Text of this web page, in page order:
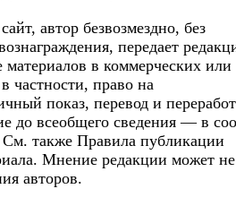
автор безвозмездно, без
передает
материалов в коммерческих или
частности, право на
показ, перевод и
до всеобщего сведения — в
также Правила публикации
Мнение редакции может не
авторов.